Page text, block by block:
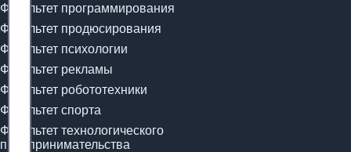
Факультет программирования
Факультет продюсирования
Факультет психологии
Факультет рекламы
Факультет робототехники
Факультет спорта
Факультет технологического
предпринимательства